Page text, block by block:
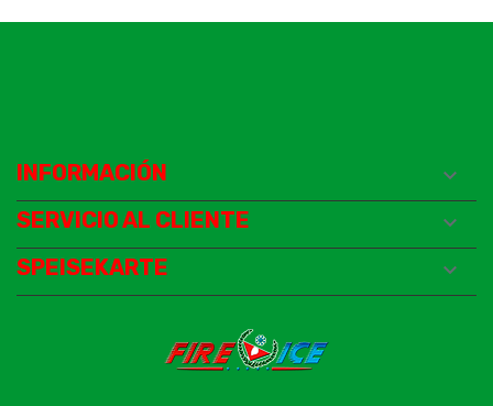
INFORMACIÓN

SERVICIO AL CLIENTE

SPEISEKARTE
